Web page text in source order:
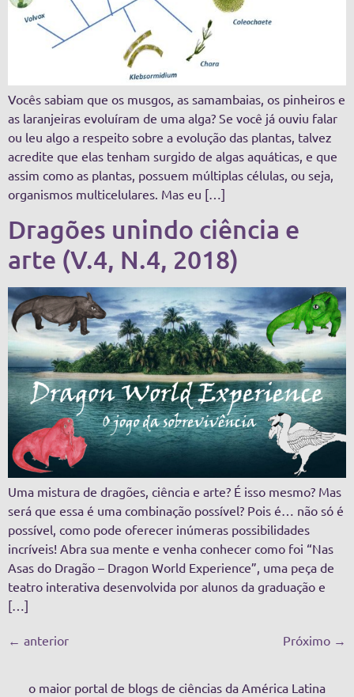
Vocês sabiam que os musgos, as samambaias, os pinheiros e
as laranjeiras evoluíram de uma alga? Se você já ouviu falar
ou leu algo a respeito sobre a evolução das plantas, talvez
acredite que elas tenham surgido de algas aquáticas, e que
assim como as plantas, possuem múltiplas células, ou seja,
organismos multicelulares. Mas eu […]
Dragões unindo ciência e
arte (V.4, N.4, 2018)
Uma mistura de dragões, ciência e arte? É isso mesmo? Mas
será que essa é uma combinação possível? Pois é… não só é
possível, como pode oferecer inúmeras possibilidades
incríveis! Abra sua mente e venha conhecer como foi “Nas
Asas do Dragão – Dragon World Experience”, uma peça de
teatro interativa desenvolvida por alunos da graduação e
[…]
← anterior Próximo →
o maior portal de blogs de ciências da América Latina